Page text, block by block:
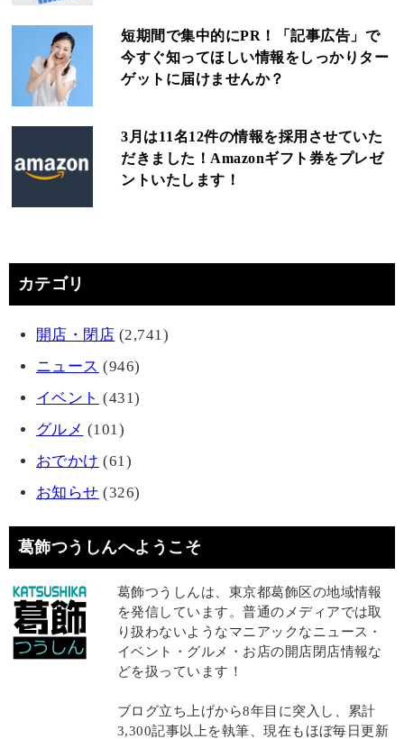
短期間で集中的にPR！「記事広告」で
今すぐ知ってほしい情報をしっかりター
ゲットに届けませんか？
3月は11名12件の情報を採用させていた
だきました！Amazonギフト券をプレゼ
ントいたします！
カテゴリ
開店・閉店 (2,741)
ニュース (946)
イベント (431)
グルメ (101)
おでかけ (61)
お知らせ (326)
葛飾つうしんへようこそ
葛飾つうしんは、東京都葛飾区の地域情報
を発信しています。普通のメディアでは取
り扱わないようなマニアックなニュース・
イベント・グルメ・お店の開店閉店情報な
どを扱っています！
ブログ立ち上げから8年目に突入し、累計
3,300記事以上を執筆、現在もほぼ毎日更新